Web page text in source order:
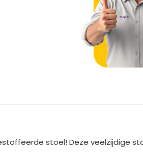
r
stoel! Deze